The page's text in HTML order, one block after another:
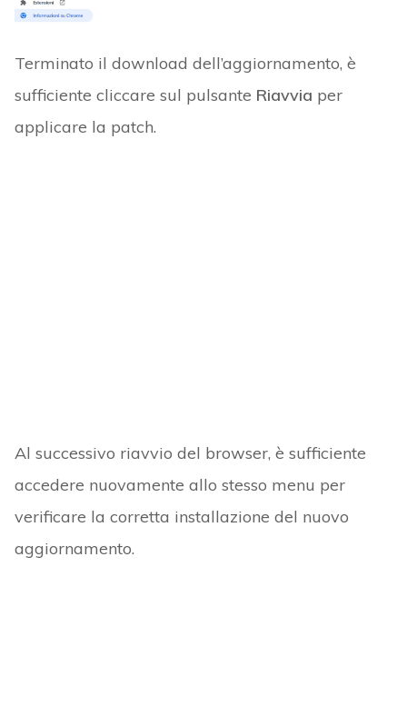
Terminato il download dell’aggiornamento, è
sufficiente cliccare sul pulsante Riavvia per
applicare la patch.
Al successivo riavvio del browser, è sufficiente
accedere nuovamente allo stesso menu per
verificare la corretta installazione del nuovo
aggiornamento.